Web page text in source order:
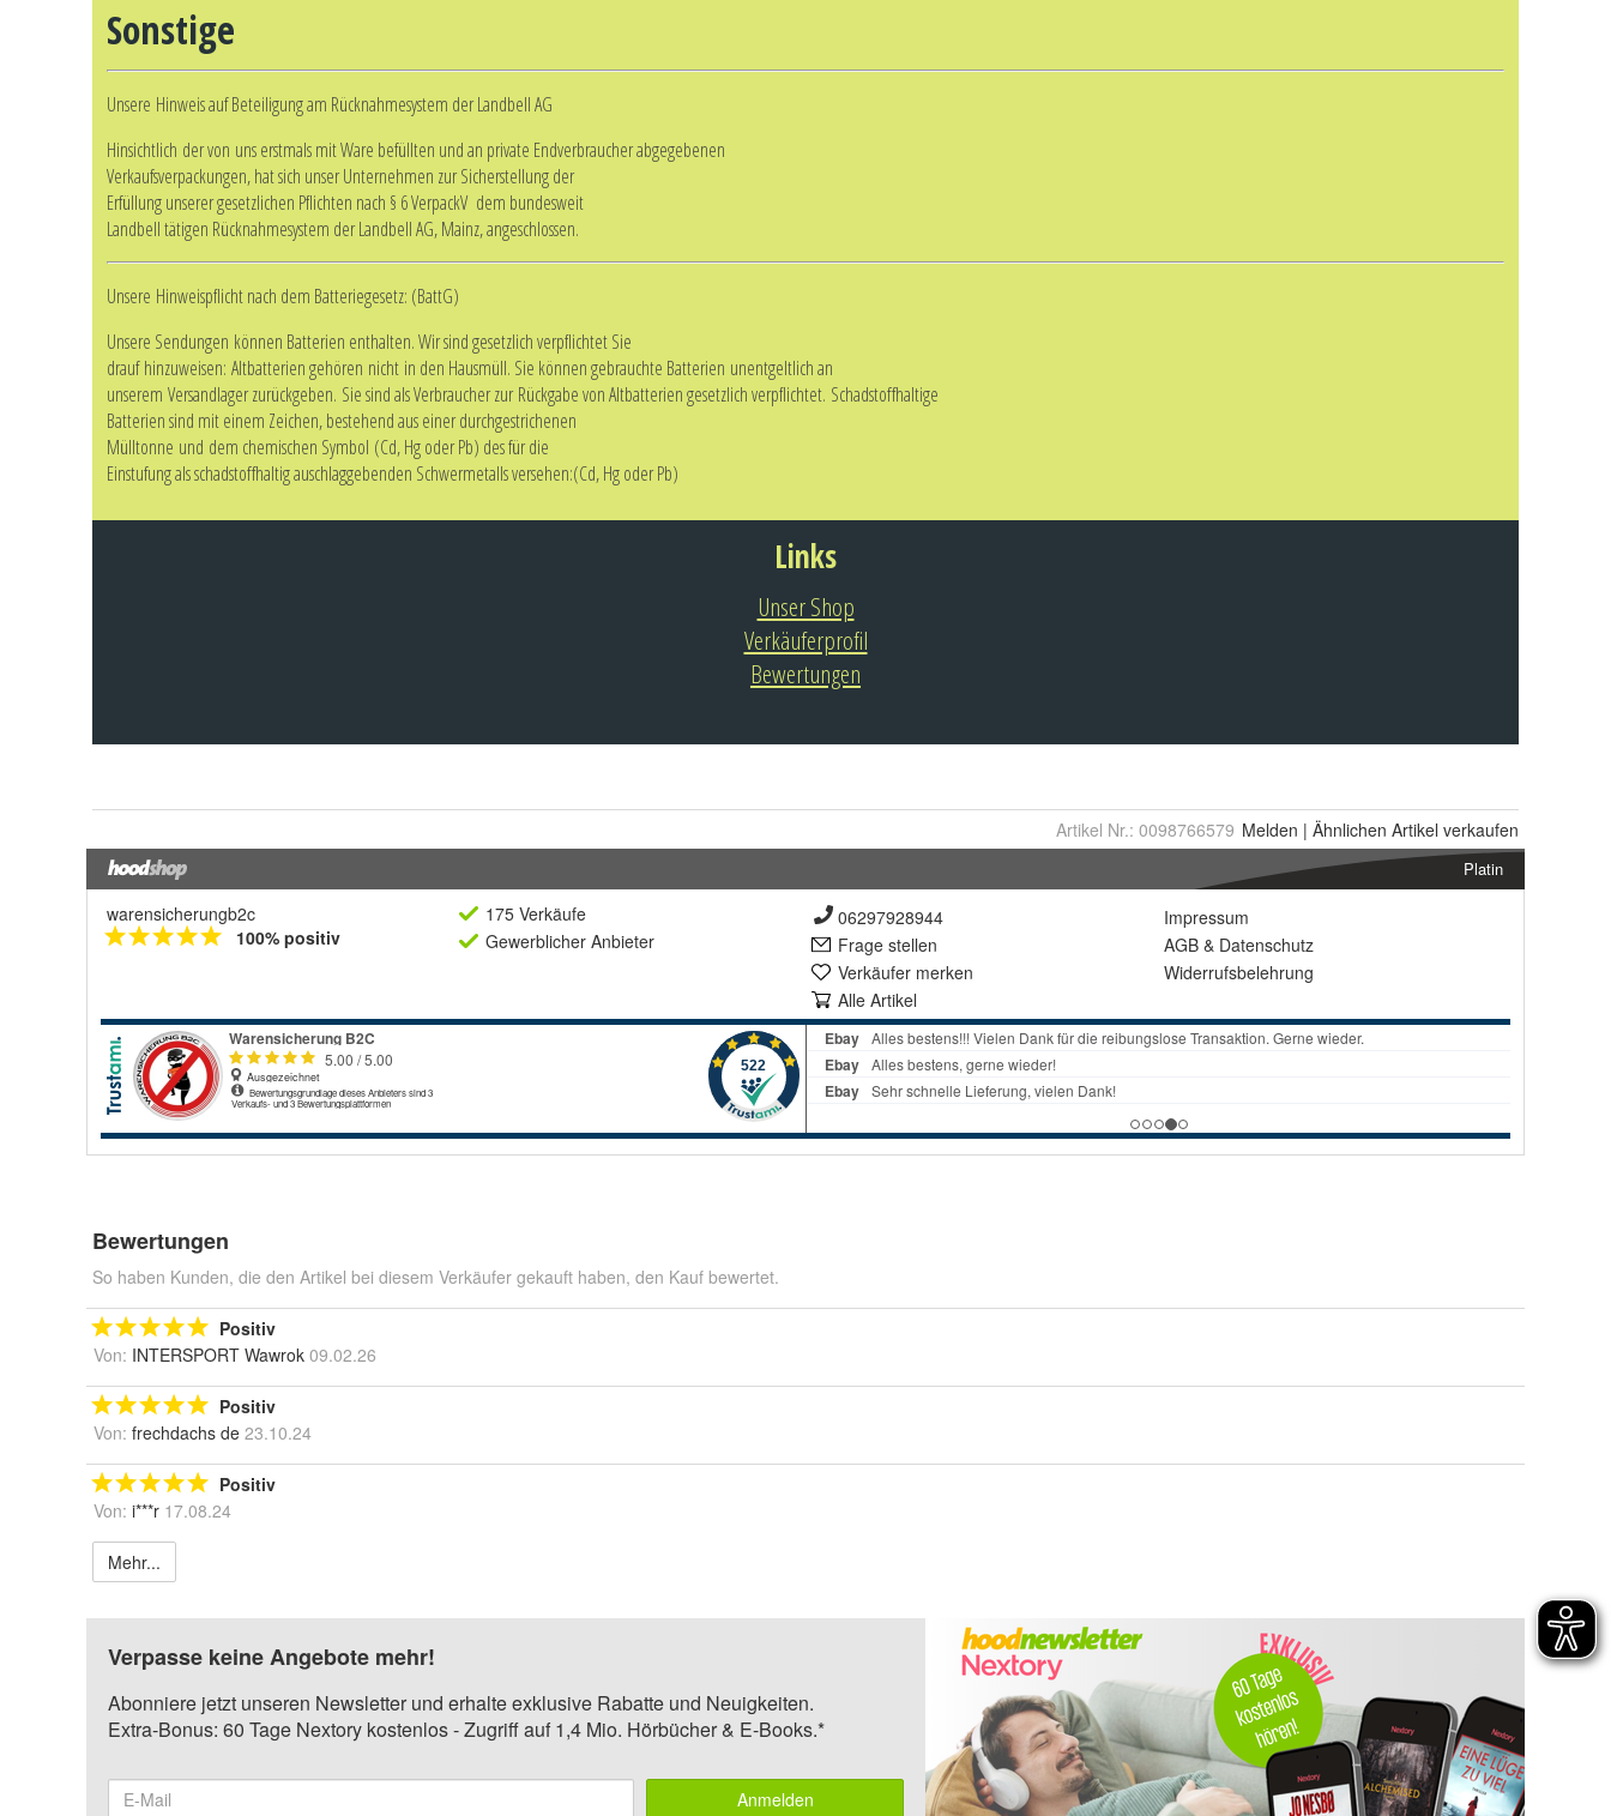
Artikel Nr.: 0098766579 Melden | Ähnlichen Artikel verkaufen
Platin
warensicherungb2c
100% positiv
175 Verkäufe
Gewerblicher Anbieter
06297928944
Frage stellen
Verkäufer merken
Alle Artikel
Impressum
AGB & Datenschutz
Widerrufsbelehrung
Bewertungen
So haben Kunden, die den Artikel bei diesem Verkäufer gekauft haben, den Kauf bewertet.
Positiv
Von: INTERSPORT Wawrok 09.02.26
Positiv
Von: frechdachs de 23.10.24
Positiv
Von: i***r 17.08.24
Mehr...
Verpasse keine Angebote mehr!
Abonniere jetzt unseren Newsletter und erhalte exklusive Rabatte und Neuigkeiten.
Extra-Bonus: 60 Tage Nextory kostenlos - Zugriff auf 1,4 Mio. Hörbücher & E-Books.*
Anmelden